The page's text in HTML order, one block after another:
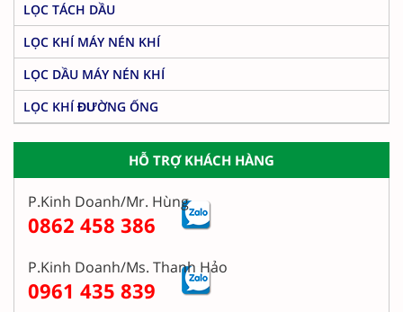
LỌC TÁCH DẦU
LỌC KHÍ MÁY NÉN KHÍ
LỌC DẦU MÁY NÉN KHÍ
LỌC KHÍ ĐƯỜNG ỐNG
HỖ TRỢ KHÁCH HÀNG
P.Kinh Doanh/Mr. Hùng
0862 458 386
P.Kinh Doanh/Ms. Thanh Hảo
0961 435 839